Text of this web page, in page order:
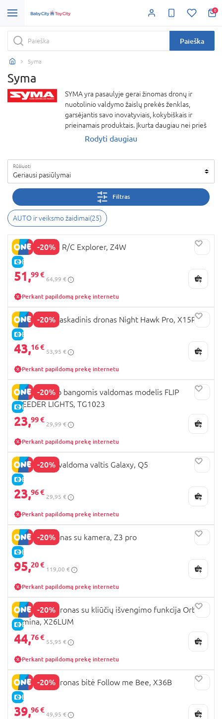
0
Paieška
Syma
Syma
SYMA yra pasaulyje gerai žinomas dronų ir
nuotolinio valdymo žaislų prekės ženklas,
garsėjantis savo inovatyviais, kokybiškais ir
prieinamais produktais. Įkurta daugiau nei prieš
dešimtmetį, SYMA specializuojasi kuriant
skiria saugumui, patvarumui ir paprastam
naudojimui, todėl jų produktai yra puikus
pasirinkimas šeimoms ir vaikams.
Rodyti daugiau
Rūšiuoti
Geriausi pasiūlymai
Filtras
AUTO ir veiksmo žaidimai(25)
-20%
E-KAINA
SYMA dronas R/C Explorer, Z4W
51,99 €
64,99 €
Perkant papildomą prekę internetu
-20%
E-KAINA
REVOLT RC kaskadinis dronas Night Hawk Pro, X15PRO
43,16 €
53,95 €
Perkant papildomą prekę internetu
-20%
E-KAINA
REVOLT radio bangomis valdomas modelis FLIP
SPEEDER LIGHTS, TG1023
23,99 €
29,99 €
Perkant papildomą prekę internetu
-20%
E-KAINA
REVOLT R/C valdoma valtis Galaxy, Q5
23,96 €
29,95 €
Perkant papildomą prekę internetu
-20%
E-KAINA
SYMA RC dronas su kamera, Z3 pro
95,20 €
119,00 €
Perkant papildomą prekę internetu
-20%
E-KAINA
REVOLT RC dronas su kliūčių išvengimo funkcija Orbitz
Lumina, X26LUM
44,76 €
55,95 €
Perkant papildomą prekę internetu
-20%
E-KAINA
REVOLT RC dronas bitė Follow me Bee, X36B
39,96 €
49,95 €